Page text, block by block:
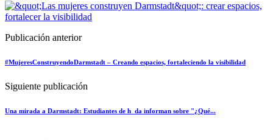
Publicación anterior
#MujeresConstruyendoDarmstadt – Creando espacios, fortaleciendo la visibilidad
Siguiente publicación
Una mirada a Darmstadt: Estudiantes de h_da informan sobre "¿Qué...